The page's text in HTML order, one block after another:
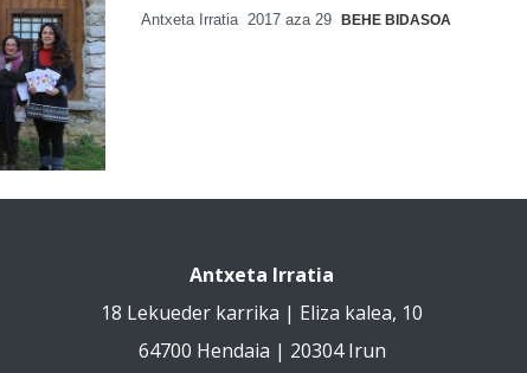
Antxeta Irratia 2017 aza 29 BEHE BIDASOA
Antxeta Irratia
18 Lekueder karrika | Eliza kalea, 10
64700 Hendaia | 20304 Irun